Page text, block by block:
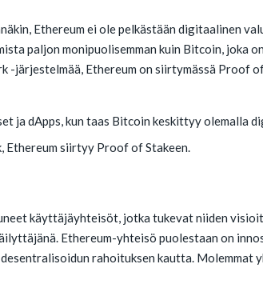
Ethereum ei ole pelkästään digitaalinen
paljon monipuolisemman kuin Bitcoin,
-järjestelmää, Ethereum on siirtymässä Proof
ja dApps, kun taas Bitcoin keskittyy olemalla
siirtyy Proof of Stakeen.
käyttäjäyhteisöt, jotka tukevat niiden
Ethereum-yhteisö puolestaan on
rahoituksen kautta.